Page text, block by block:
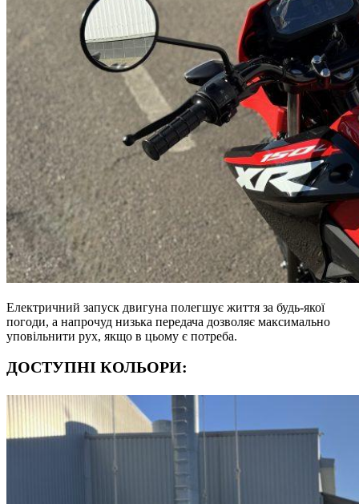
Електричний запуск двигуна полегшує життя за будь-якої
погоди, а напрочуд низька передача дозволяє максимально
уповільнити рух, якщо в цьому є потреба.
ДОСТУПНІ КОЛЬОРИ: